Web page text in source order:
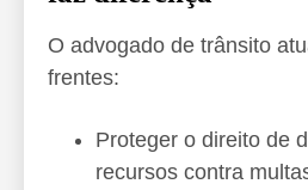
O advogado de trânsito
frentes:
Proteger o direito de
recursos contra